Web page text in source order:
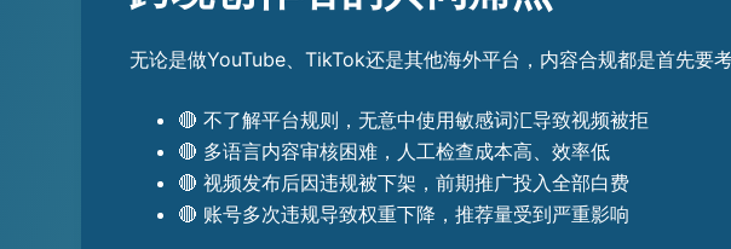
无论是做YouTube、TikTok还是其他海外平台，内容合规都是首先要
🔴 不了解平台规则，无意中使用敏感词汇导致视频被拒
🔴 多语言内容审核困难，人工检查成本高、效率低
🔴 视频发布后因违规被下架，前期推广投入全部白费
🔴 账号多次违规导致权重下降，推荐量受到严重影响